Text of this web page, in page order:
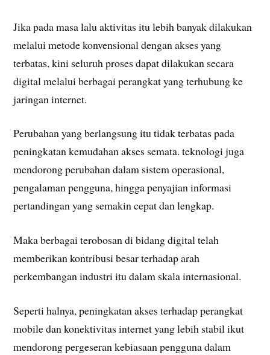
Jika pada masa lalu aktivitas itu lebih banyak dilakukan
melalui metode konvensional dengan akses yang
terbatas, kini seluruh proses dapat dilakukan secara
digital melalui berbagai perangkat yang terhubung ke
jaringan internet.
Perubahan yang berlangsung itu tidak terbatas pada
peningkatan kemudahan akses semata. teknologi juga
mendorong perubahan dalam sistem operasional,
pengalaman pengguna, hingga penyajian informasi
pertandingan yang semakin cepat dan lengkap.
Maka berbagai terobosan di bidang digital telah
memberikan kontribusi besar terhadap arah
perkembangan industri itu dalam skala internasional.
Seperti halnya, peningkatan akses terhadap perangkat
mobile dan konektivitas internet yang lebih stabil ikut
mendorong pergeseran kebiasaan pengguna dalam